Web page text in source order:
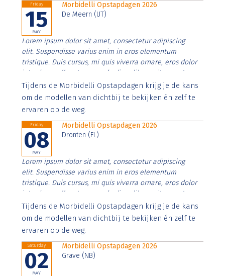
Friday
15
MAY
Morbidelli Opstapdagen 2026
De Meern (UT)
Lorem ipsum dolor sit amet, consectetur adipiscing
elit. Suspendisse varius enim in eros elementum
tristique. Duis cursus, mi quis viverra ornare, eros dolor
interdum nulla, ut commodo diam libero vitae erat.
Aenean faucibus nibh et justo cursus id rutrum lorem
imperdiet. Nunc ut sem vitae risus tristique posuere.
Tijdens de Morbidelli Opstapdagen krijg je de kans
om de modellen van dichtbij te bekijken én zelf te
ervaren op de weg.
Friday
08
MAY
Morbidelli Opstapdagen 2026
Dronten (FL)
Lorem ipsum dolor sit amet, consectetur adipiscing
elit. Suspendisse varius enim in eros elementum
tristique. Duis cursus, mi quis viverra ornare, eros dolor
interdum nulla, ut commodo diam libero vitae erat.
Aenean faucibus nibh et justo cursus id rutrum lorem
imperdiet. Nunc ut sem vitae risus tristique posuere.
Tijdens de Morbidelli Opstapdagen krijg je de kans
om de modellen van dichtbij te bekijken én zelf te
ervaren op de weg.
Saturday
02
MAY
Morbidelli Opstapdagen 2026
Grave (NB)